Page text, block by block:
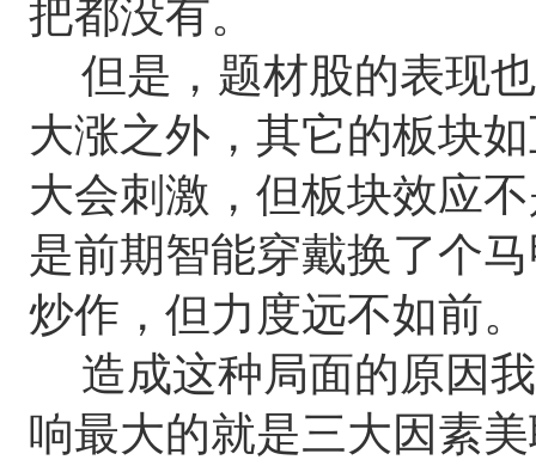
把都没有。
但是，题材股的表现
大涨之外，其它的板块
大会刺激，但板块效应
是前期智能穿戴换了个
炒作，但力度远不如前。
造成这种局面的原因
响最大的就是三大因素